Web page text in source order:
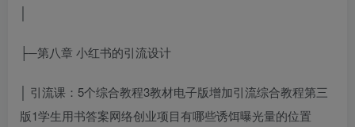
│
├─第八章 小红书的引流设计
│ 引流课：5个综合教程3教材电子版增加引流综合教程第三
版1学生用书答案网络创业项目有哪些诱饵曝光量的位置